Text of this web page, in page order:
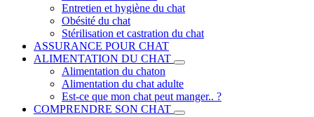
Entretien et hygiène du chat
Obésité du chat
Stérilisation et castration du chat
ASSURANCE POUR CHAT
ALIMENTATION DU CHAT
Alimentation du chaton
Alimentation du chat adulte
Est-ce que mon chat peut manger.. ?
COMPRENDRE SON CHAT